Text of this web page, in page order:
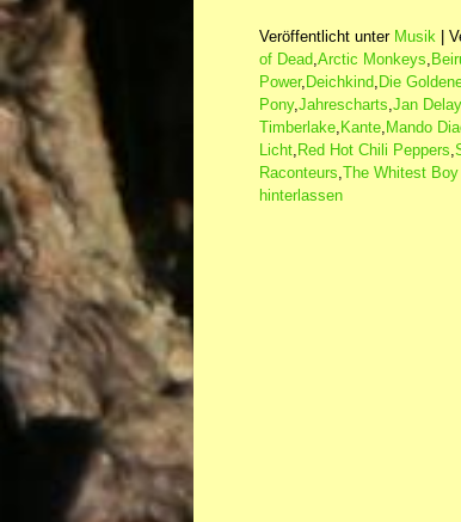
Veröffentlicht unter Musik
of Dead Arctic Monkeys
Power, Deichkind Die
Pony, Jahrescharts Jan Delay
Timberlake Kante Mando
Licht Red Hot Chili Peppers
Raconteurs The Whitest
hinterlassen